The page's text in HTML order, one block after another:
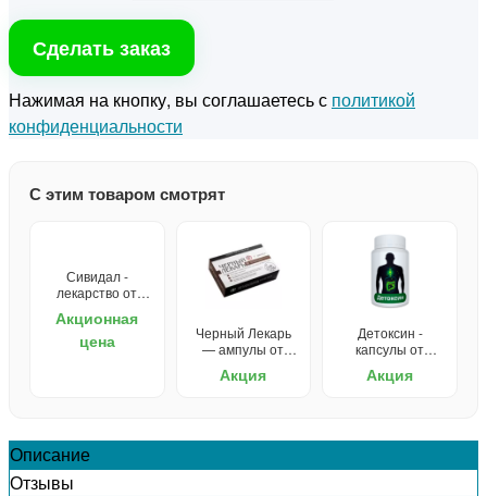
Сделать заказ
Нажимая на кнопку, вы соглашаетесь с политикой
конфиденциальности
С этим товаром смотрят
Сивидал -
лекарство от
Акционная
цена
Черный Лекарь
— ампулы от
Акция
Детоксин -
капсулы от
Акция
Описание
Отзывы